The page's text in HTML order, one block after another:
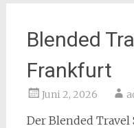
Blended
Frankfurt
Juni 2, 2026
Der Blended